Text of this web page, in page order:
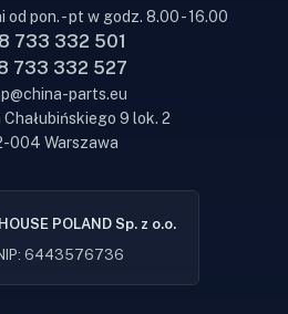
od pon. - pt w godz. 8.00 - 16.00
733 332 501
733 332 527
parts.eu
9 lok. 2
004 Warszawa
POLAND Sp. z o.o.
6443576736